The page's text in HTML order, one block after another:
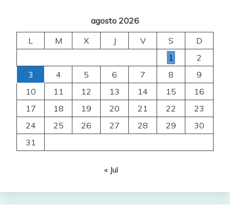
agosto 2026
L
M X J V S
D
1
2
3
4 5 6 7 8
9
10
11 12 13 14 15
16
17
18 19 20 21 22
23
24
25 26 27 28 29
30
31
« Jul